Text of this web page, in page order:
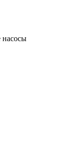
насосы